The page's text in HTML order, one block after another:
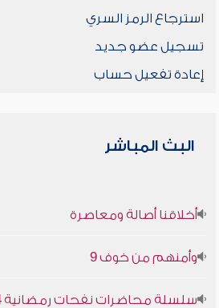
استرجاع الرمز السري
تسجيل عضو جديد
إعادة تفعيل حساب
البث المباشر
أخلاقنا أصالة ومعاصرة
وأمنهم من خوف 9
سلسلة محاضرات نفحات رمضانية 1444هـ